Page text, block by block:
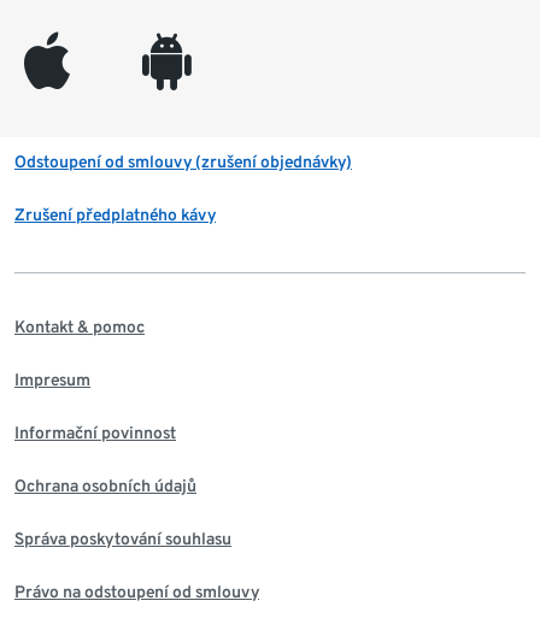
appleinc android
Odstoupení od smlouvy (zrušení objednávky)
Zrušení předplatného kávy
Kontakt & pomoc
Impresum
Informační povinnost
Ochrana osobních údajů
Správa poskytování souhlasu
Právo na odstoupení od smlouvy